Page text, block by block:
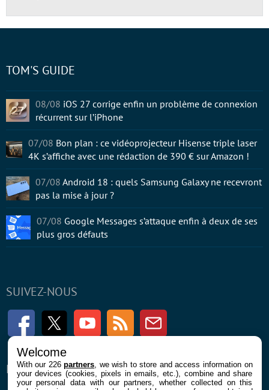
SUIVEZ-NOUS
FacebookTwitter Youtube RSS Newsletter
ENTREPRISE À PROPOS
TOM'S GUIDE
08/08 iOS 27 corrige enfin un problème de connexion
récurrent sur l’iPhone
07/08 Bon plan : ce vidéoprojecteur Hisense triple laser
4K s’affiche avec une rédaction de 390 € sur Amazon !
07/08 Android 18 : quels Samsung Galaxy ne recevront
pas la mise à jour ?
07/08 Google Messages s’attaque enfin à deux de ses
plus gros défauts
Welcome
With our 226partners , we wish to store and access information on
your devices (cookies, pixels in emails, etc.), combine and share
your personal data with our partners, whether collected on this